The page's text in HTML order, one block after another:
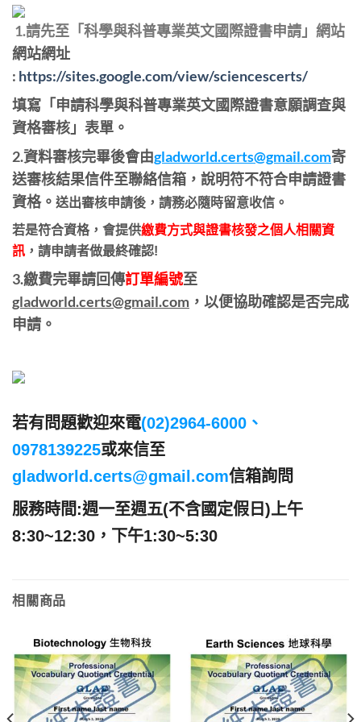
1.請先至「科學與科普專業英文國際證書申請」網站
網站網址
: https://sites.google.com/view/sciencescerts/
填寫「申請科學與科普專業英文國際證書意願調查與
資格審核」表單。
2.資料審核完畢後會由gladworld.certs@gmail.com寄
送審核結果信件至聯絡信箱，說明符不符合申請證書
資格。 送出審核申請後，請務必隨時留意收信。
若是符合資格，會提供繳費方式與證書核發之個人相關資
訊 ，請申請者做最終確認!
3.繳費完畢請回傳訂單編號至
gladworld.certs@gmail.com ， 以便協助確認是否完成
申請。
若有問題歡迎來電(02)2964-6000、
0978139225或來信至
gladworld.certs@gmail.com信箱詢問
服務時間:週一至週五(不含國定假日)上午
8:30~12:30，下午1:30~5:30
相關商品